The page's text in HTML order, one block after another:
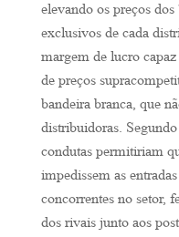
elevando os preços
exclusivos de cada
margem de lucro
de preços
bandeira branca, que
distribuidoras.
condutas permitiriam
impedissem as
concorrentes no setor,
dos rivais junto aos